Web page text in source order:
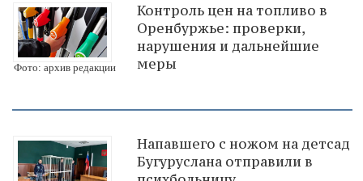
Фото: архив редакции
Контроль цен на топливо в
Оренбуржье: проверки,
нарушения и дальнейшие
меры
Напавшего с ножом на детсад
Бугуруслана отправили в